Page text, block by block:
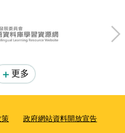
更多
策 政府網站資料開放宣告